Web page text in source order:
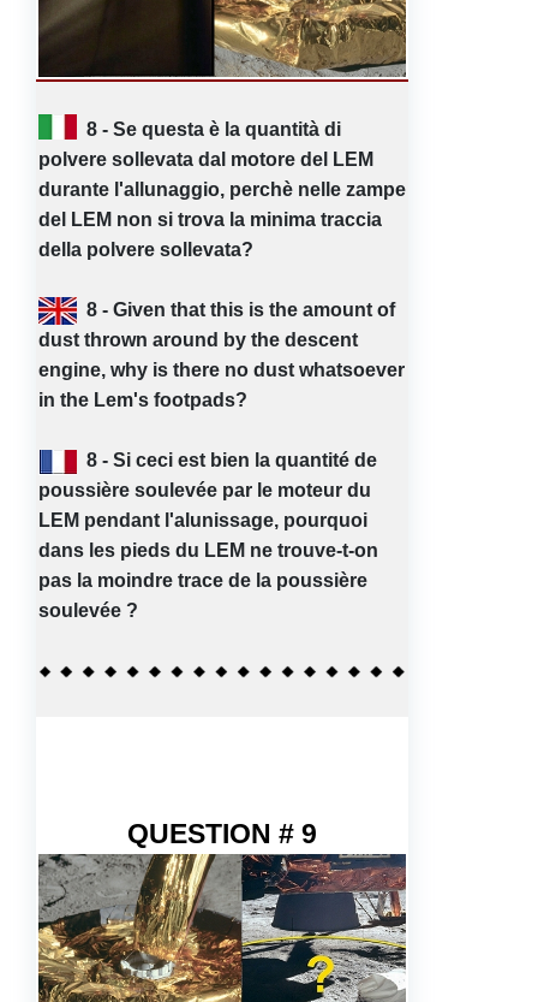
8 - Se questa è la quantità di
polvere sollevata dal motore del LEM
durante l'allunaggio, perchè nelle zampe
del LEM non si trova la minima traccia
della polvere sollevata?
8 - Given that this is the amount of
dust thrown around by the descent
engine, why is there no dust whatsoever
in the Lem's footpads?
8 - Si ceci est bien la quantité de
poussière soulevée par le moteur du
LEM pendant l'alunissage, pourquoi
dans les pieds du LEM ne trouve-t-on
pas la moindre trace de la poussière
soulevée ?
QUESTION # 9